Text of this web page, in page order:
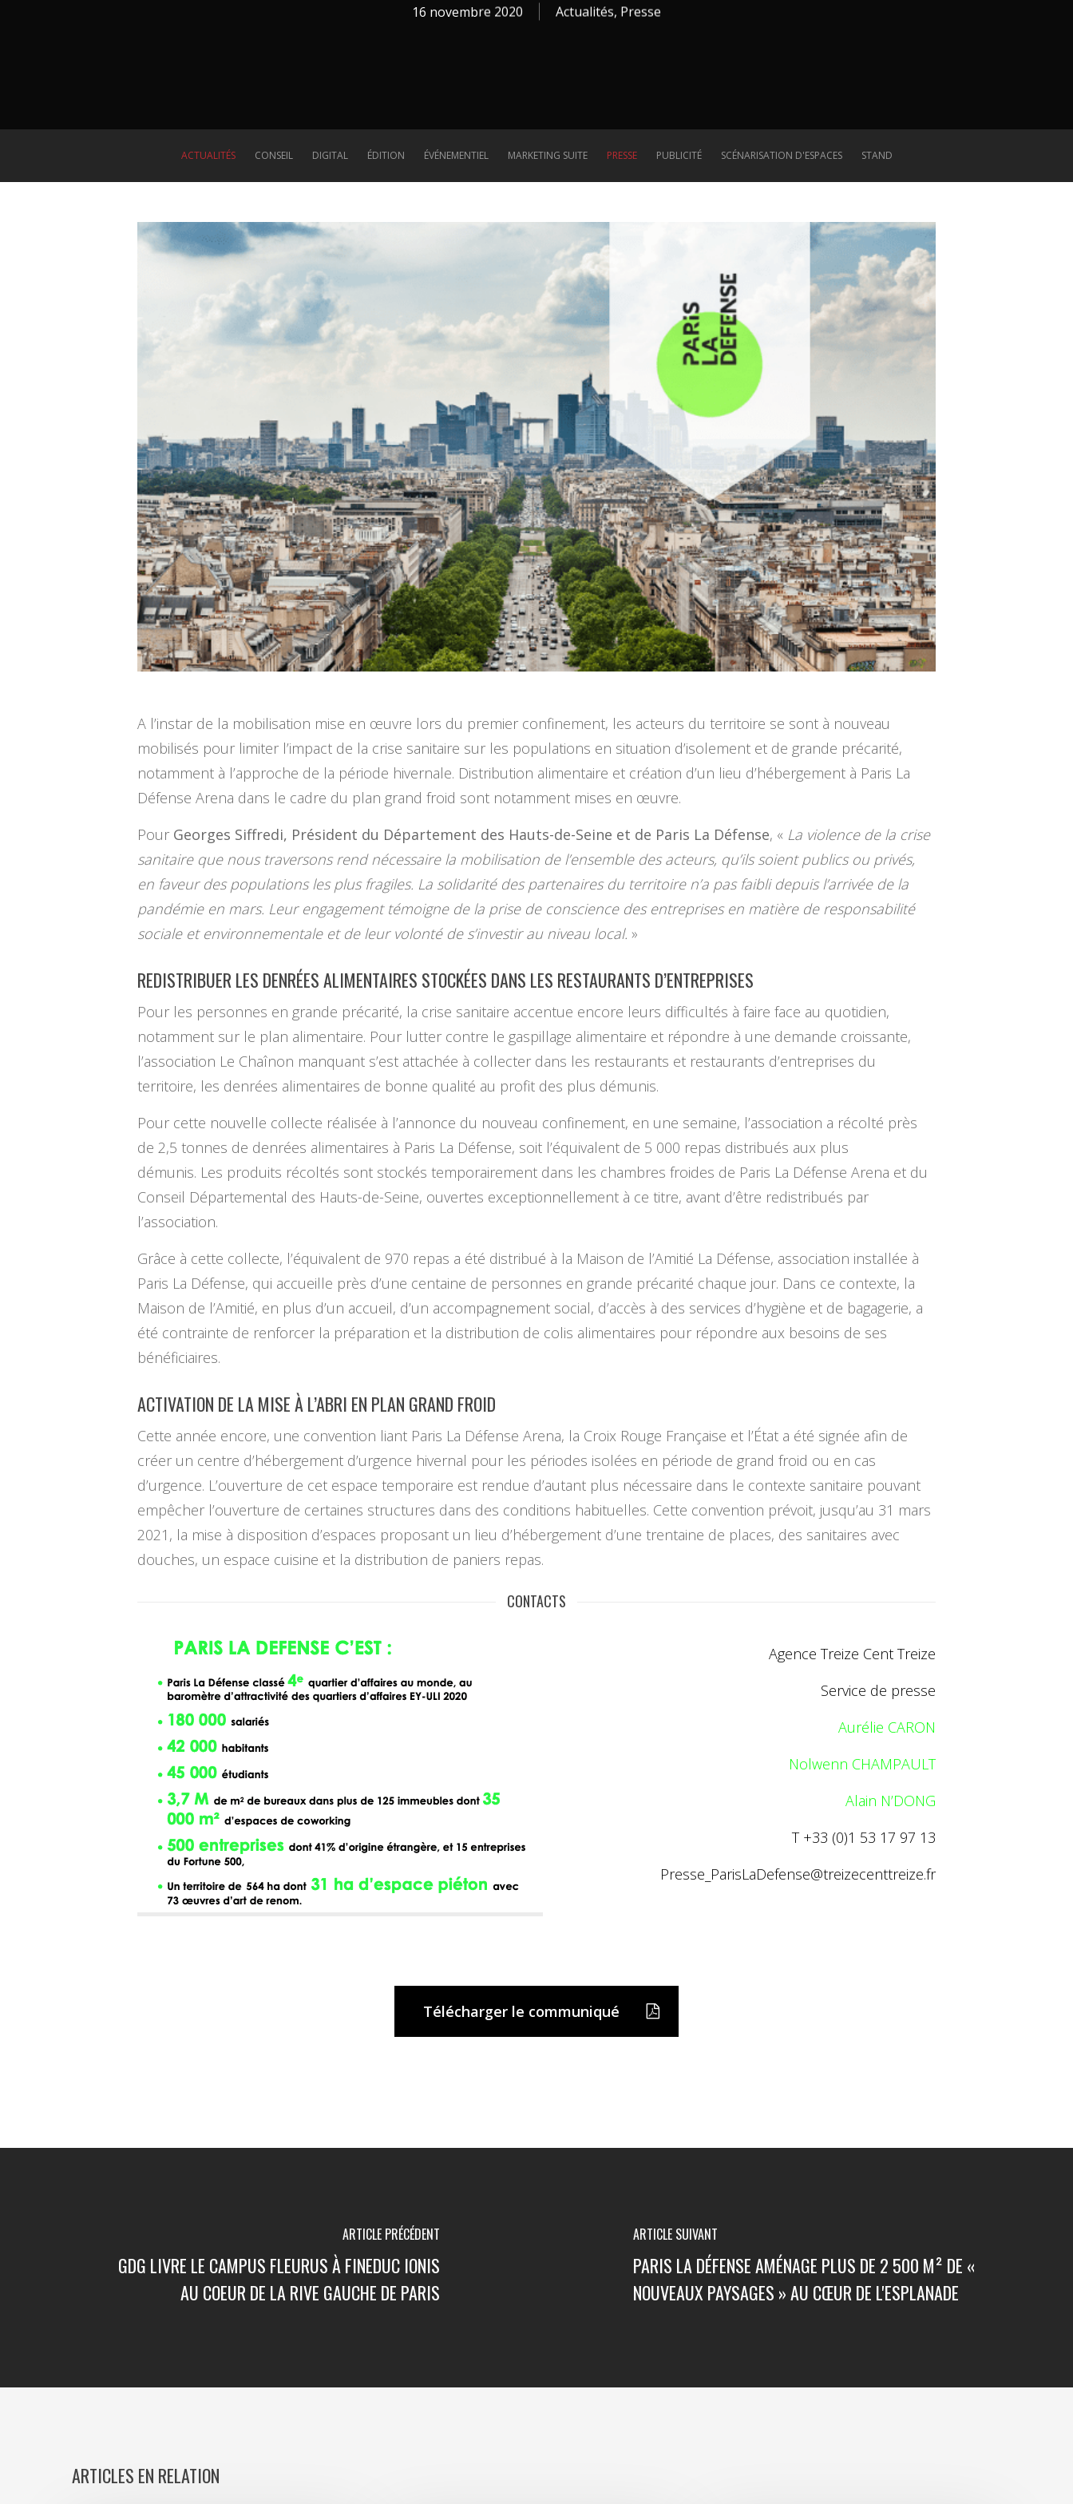
16 novembre 2020 Actualités, Presse
ACTUALITÉS CONSEIL DIGITAL ÉDITION ÉVÉNEMENTIEL MARKETING SUITE PRESSE PUBLICITÉ SCÉNARISATION D'ESPACES STAND
A l’instar de la mobilisation mise en œuvre lors du premier confinement, les acteurs du territoire se sont à nouveau
mobilisés pour limiter l’impact de la crise sanitaire sur les populations en situation d’isolement et de grande précarité,
notamment à l’approche de la période hivernale. Distribution alimentaire et création d’un lieu d’hébergement à Paris La
Défense Arena dans le cadre du plan grand froid sont notamment mises en œuvre.
Pour Georges Siffredi, Président du Département des Hauts-de-Seine et de Paris La Défense, « La violence de la crise
sanitaire que nous traversons rend nécessaire la mobilisation de l’ensemble des acteurs, qu’ils soient publics ou privés,
en faveur des populations les plus fragiles. La solidarité des partenaires du territoire n’a pas faibli depuis l’arrivée de la
pandémie en mars. Leur engagement témoigne de la prise de conscience des entreprises en matière de responsabilité
sociale et environnementale et de leur volonté de s’investir au niveau local. »
REDISTRIBUER LES DENRÉES ALIMENTAIRES STOCKÉES DANS LES RESTAURANTS D’ENTREPRISES
Pour les personnes en grande précarité, la crise sanitaire accentue encore leurs difficultés à faire face au quotidien,
notamment sur le plan alimentaire. Pour lutter contre le gaspillage alimentaire et répondre à une demande croissante,
l’association Le Chaînon manquant s’est attachée à collecter dans les restaurants et restaurants d’entreprises du
territoire, les denrées alimentaires de bonne qualité au profit des plus démunis.
Pour cette nouvelle collecte réalisée à l’annonce du nouveau confinement, en une semaine, l’association a récolté près
de 2,5 tonnes de denrées alimentaires à Paris La Défense, soit l’équivalent de 5 000 repas distribués aux plus
démunis. Les produits récoltés sont stockés temporairement dans les chambres froides de Paris La Défense Arena et du
Conseil Départemental des Hauts-de-Seine, ouvertes exceptionnellement à ce titre, avant d’être redistribués par
l’association.
Grâce à cette collecte, l’équivalent de 970 repas a été distribué à la Maison de l’Amitié La Défense, association installée à
Paris La Défense, qui accueille près d’une centaine de personnes en grande précarité chaque jour. Dans ce contexte, la
Maison de l’Amitié, en plus d’un accueil, d’un accompagnement social, d’accès à des services d’hygiène et de bagagerie, a
été contrainte de renforcer la préparation et la distribution de colis alimentaires pour répondre aux besoins de ses
bénéficiaires.
ACTIVATION DE LA MISE À L’ABRI EN PLAN GRAND FROID
Cette année encore, une convention liant Paris La Défense Arena, la Croix Rouge Française et l’État a été signée afin de
créer un centre d’hébergement d’urgence hivernal pour les périodes isolées en période de grand froid ou en cas
d’urgence. L’ouverture de cet espace temporaire est rendue d’autant plus nécessaire dans le contexte sanitaire pouvant
empêcher l’ouverture de certaines structures dans des conditions habituelles. Cette convention prévoit, jusqu’au 31 mars
2021, la mise à disposition d’espaces proposant un lieu d’hébergement d’une trentaine de places, des sanitaires avec
douches, un espace cuisine et la distribution de paniers repas.
CONTACTS
Agence Treize Cent Treize
Service de presse
Aurélie CARON
Nolwenn CHAMPAULT
Alain N’DONG
T +33 (0)1 53 17 97 13
Presse_ParisLaDefense@treizecenttreize.fr
Télécharger le communiqué
ARTICLE PRÉCÉDENT
GDG LIVRE LE CAMPUS FLEURUS À FINEDUC IONIS
AU COEUR DE LA RIVE GAUCHE DE PARIS
ARTICLE SUIVANT
PARIS LA DÉFENSE AMÉNAGE PLUS DE 2 500 M² DE «
NOUVEAUX PAYSAGES » AU CŒUR DE L'ESPLANADE
ARTICLES EN RELATION